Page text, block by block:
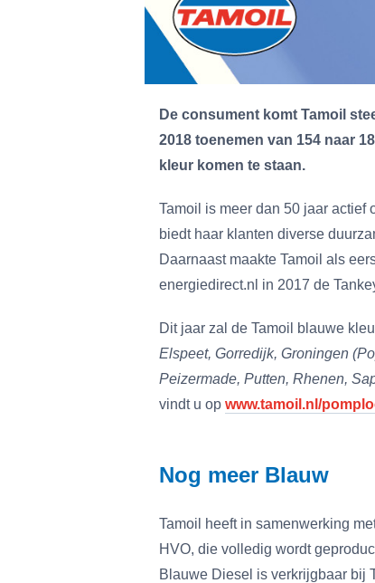
De consument komt Tamoil
2018 toenemen van 154 naar
kleur komen te staan.
Tamoil is meer dan 50 jaar actief
biedt haar klanten diverse
Daarnaast maakte Tamoil als
energiedirect.nl in 2017 de
Dit jaar zal de Tamoil blauwe
Elspeet, Gorredijk, Groningen
Peizermade, Putten, Rhenen,
vindt u op www.tamoil.nl/
Nog meer Blauw
Tamoil heeft in samenwerking
HVO, die volledig wordt
Blauwe Diesel is verkrijgbaar bij